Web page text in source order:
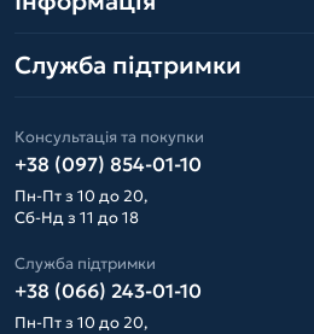
Служба підтримки
Консультація та покупки
+38 (097) 854-01-10
Пн-Пт з 10 до 20,
Сб-Нд з 11 до 18
Служба підтримки
+38 (066) 243-01-10
Пн-Пт з 10 до 20,